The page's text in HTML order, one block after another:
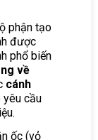
phận tạo
được
phổ biến
về
cánh
yêu cầu
ốc (vỏ